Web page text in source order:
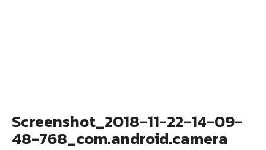
Screenshot_2018-11-22-14-09-
48-768_com.android.camera